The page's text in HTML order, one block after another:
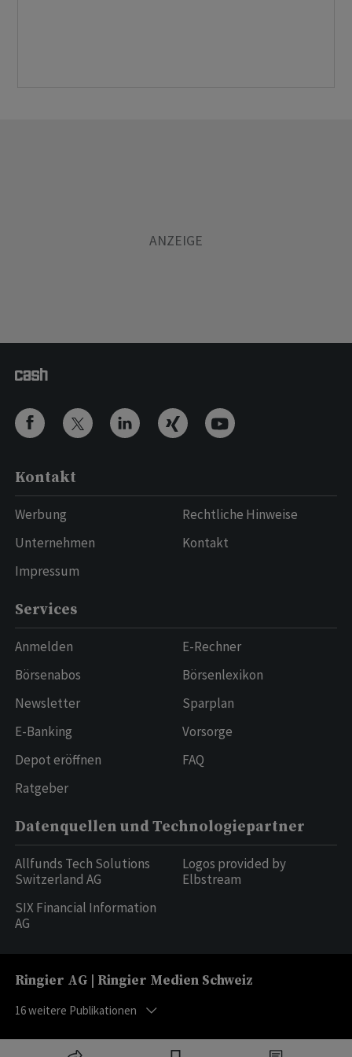
Kontakt
Werbung
Unternehmen
Impressum
Rechtliche Hinweise
Kontakt
Services
Anmelden
Börsenabos
Newsletter
E-Banking
Depot eröffnen
Ratgeber
E-Rechner
Börsenlexikon
Sparplan
Vorsorge
FAQ
Datenquellen und Technologiepartner
Allfunds Tech Solutions
Switzerland AG
SIX Financial Information
AG
Logos provided by
Elbstream
Ringier AG | Ringier Medien Schweiz
16weitere Publikationen